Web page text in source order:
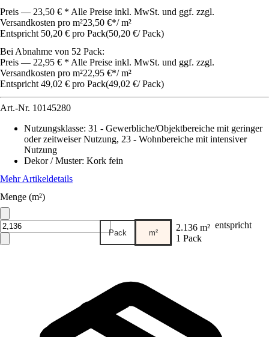
Preis — 23,50 € * Alle Preise inkl. MwSt. und ggf. zzgl.
Versandkosten pro m²23,50 €*/ m²
Entspricht 50,20 € pro Pack(50,20 €/ Pack)
Bei Abnahme von 52 Pack:
Preis — 22,95 € * Alle Preise inkl. MwSt. und ggf. zzgl.
Versandkosten pro m²22,95 €*/ m²
Entspricht 49,02 € pro Pack(49,02 €/ Pack)
Art.-Nr. 10145280
Nutzungsklasse: 31 - Gewerbliche/Objektbereiche mit geringer
oder zeitweiser Nutzung, 23 - Wohnbereiche mit intensiver
Nutzung
Dekor / Muster: Kork fein
Mehr Artikeldetails
Menge (m²)
Pack m² 2.136 m² entspricht
1 Pack